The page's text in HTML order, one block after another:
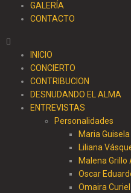
GALERÍA
CONTACTO
INICIO
CONCIERTO
CONTRIBUCION
DESNUDANDO EL ALMA
ENTREVISTAS
Personalidades
Maria
Liliana
Malena Grillo
Oscar
Omaira